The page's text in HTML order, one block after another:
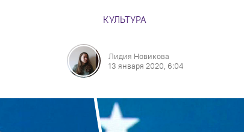
КУЛЬТУРА
Лидия Новикова
13 января 2020, 6:04